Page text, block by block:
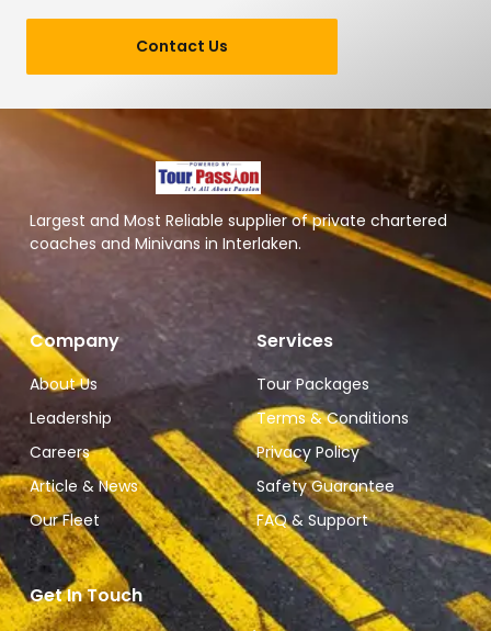
Contact Us
Largest and Most Reliable supplier of private chartered
coaches and Minivans in Interlaken.
Company
About Us
Leadership
Careers
Article & News
Our Fleet
Services
Tour Packages
Terms & Conditions
Privacy Policy
Safety Guarantee
FAQ & Support
Get In Touch